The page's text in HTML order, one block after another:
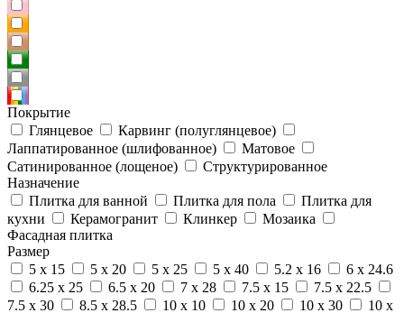
Покрытие
Глянцевое
Карвинг (полуглянцевое)
Лаппатированное (шлифованное)
Матовое
Сатинированное (лощеное)
Структурированное
Назначение
Плитка для ванной
Плитка для пола
Плитка для
кухни
Керамогранит Клинкер
Мозаика
Фасадная плитка
Размер
5 x 15
5 x 20 5 x 25 5 x 40 5.2 x 16
6 x 24.6
6.25 x 25
6.5 x 20 7 x 28 7.5 x 15
7.5 x 22.5
7.5 x 30
8.5 x 28.5 10 x 10 10 x 20 10 x 30 10 x